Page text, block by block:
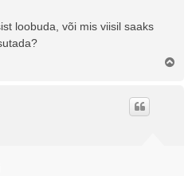
loobuda, või mis viisil saaks